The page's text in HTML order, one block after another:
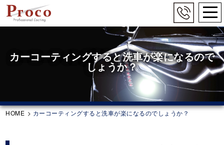
main
contentカーコーティングすると洗車が楽になるので
しょうか？
HOME > カーコーティングすると洗車が楽になるのでしょうか？